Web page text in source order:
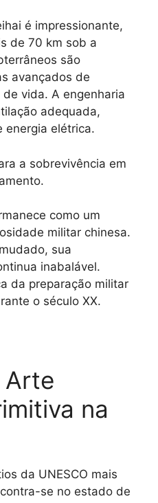
é impressionante,
de 70 km sob a
são
avançados de
vida. A engenharia
adequada,
energia elétrica.
a sobrevivência em
como um
militar chinesa.
sua
inabalável.
da preparação militar
o século XX.
Arte
na
da UNESCO mais
se no estado de